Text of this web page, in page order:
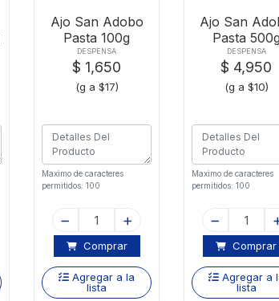
Ajo San Adobo
Pasta 100g
DESPENSA
$ 1,650
(g a $17)
Maximo de caracteres
permitidos: 100
Comprar
Agregar a la
lista
Ajo San
Pasta 500g
DESPENSA
$ 4,950
(g a $10)
Maximo de caracteres
permitidos: 100
Comprar
Agregar a
lista